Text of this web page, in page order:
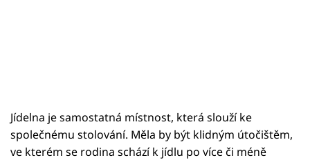
Jídelna je samostatná místnost, která slouží ke
společnému stolování. Měla by být klidným útočištěm,
ve kterém se rodina schází k jídlu po více či méně